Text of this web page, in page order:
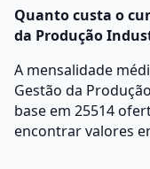
Quanto custa o
da Produção
A mensalidade
Gestão da
base em 25514
encontrar valores